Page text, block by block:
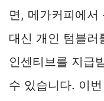
면, 메가커피에서
대신 개인 텀블
인센티브를 지급
수 있습니다. 이